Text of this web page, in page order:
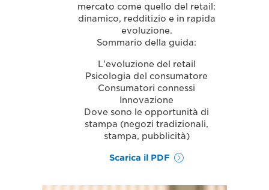
mercato come quello del retail:
dinamico, redditizio e in rapida
evoluzione.
Sommario della guida:
L'evoluzione del retail
Psicologia del consumatore
Consumatori connessi
Innovazione
Dove sono le opportunità di
stampa (negozi tradizionali,
stampa, pubblicità)
Scarica il PDF